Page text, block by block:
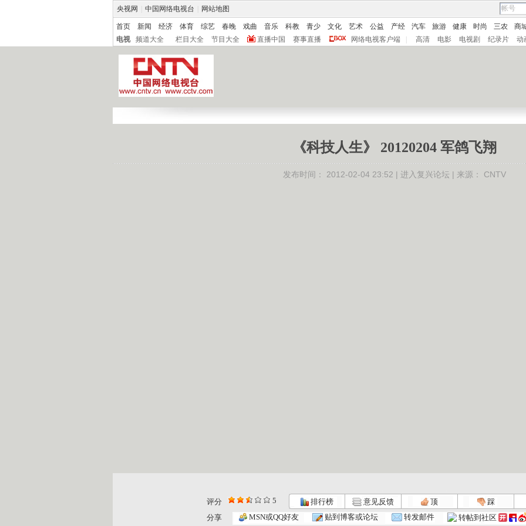
央视网 中国网络电视台 网站地图
首页 新闻 经济 体育 综艺 春晚 戏曲 音乐 科教 青少 文化 艺术 公益 产经 汽车 旅游 健康 时尚 三农
商
电视
频道大全 栏目大全 节目大全 直播中国 赛事直播 网络电视客户端 高清 电影 电视剧 纪录片 动
《科技人生》 20120204 军鸽飞翔
发布时间： 2012-02-04 23:52 | 进入复兴论坛 | 来源： CNTV
评分 5 排行榜 意见反馈 顶
踩
分享
MSN或QQ好友 贴到博客或论坛 转发邮件 转帖到社区